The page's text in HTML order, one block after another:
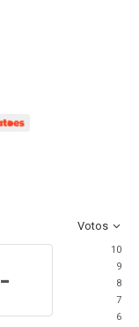
Votos
10
9
8
7
6